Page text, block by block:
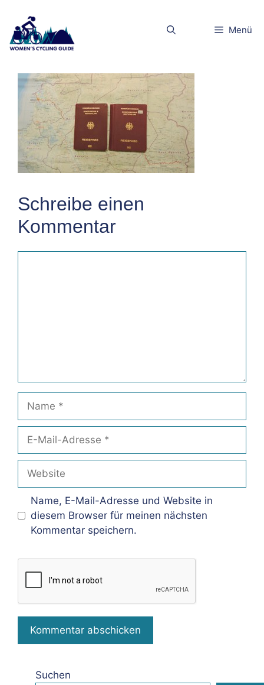
Inhalt
springen
Menü
Reisepass
Schreibe einen
Kommentar
Mail-
Adresse
Name, E-Mail-Adresse und Website in
diesem Browser für meinen nächsten
Kommentar speichern.
Suchen